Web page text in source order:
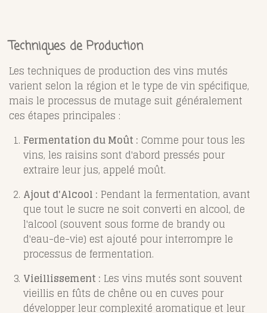
Techniques de Production
Les techniques de production des vins mutés
varient selon la région et le type de vin spécifique,
mais le processus de mutage suit généralement
ces étapes principales :
Fermentation du Moût : Comme pour tous les
vins, les raisins sont d'abord pressés pour
extraire leur jus, appelé moût.
Ajout d'Alcool : Pendant la fermentation, avant
que tout le sucre ne soit converti en alcool, de
l'alcool (souvent sous forme de brandy ou
d'eau-de-vie) est ajouté pour interrompre le
processus de fermentation.
Vieillissement : Les vins mutés sont souvent
vieillis en fûts de chêne ou en cuves pour
développer leur complexité aromatique et leur